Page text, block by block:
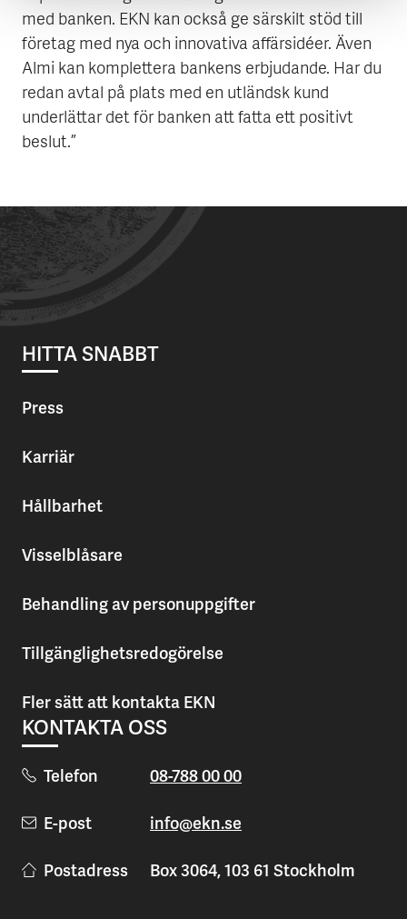
med banken. EKN kan också ge särskilt stöd till
företag med nya och innovativa affärsidéer. Även
Almi kan komplettera bankens erbjudande. Har du
redan avtal på plats med en utländsk kund
underlättar det för banken att fatta ett positivt
beslut.”
HITTA SNABBT
Press
Karriär
Hållbarhet
Visselblåsare
Behandling av personuppgifter
Tillgänglighetsredogörelse
Fler sätt att kontakta EKN
KONTAKTA OSS
Telefon 08-788 00 00
E-post info@ekn.se
Postadress Box 3064, 103 61 Stockholm